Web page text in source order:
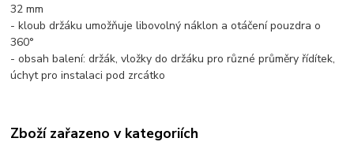
32 mm
- kloub držáku umožňuje libovolný náklon a otáčení pouzdra o
360°
- obsah balení: držák, vložky do držáku pro různé průměry řídítek,
úchyt pro instalaci pod zrcátko
Zboží zařazeno v kategoriích